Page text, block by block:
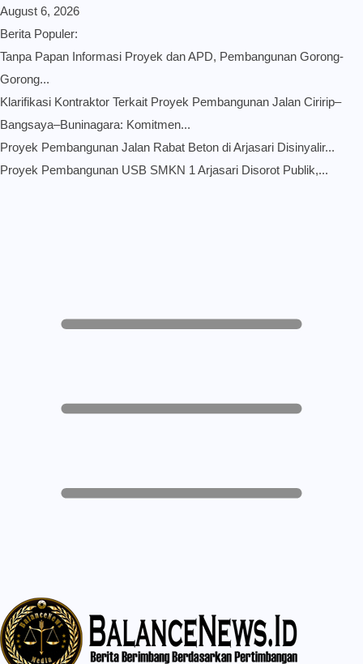
August 6, 2026
Berita Populer:
Tanpa Papan Informasi Proyek dan APD, Pembangunan Gorong-
Gorong...
Klarifikasi Kontraktor Terkait Proyek Pembangunan Jalan Ciririp–
Bangsaya–Buninagara: Komitmen...
Proyek Pembangunan Jalan Rabat Beton di Arjasari Disinyalir...
Proyek Pembangunan USB SMKN 1 Arjasari Disorot Publik,...